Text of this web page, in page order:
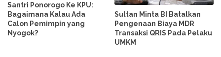
Santri Ponorogo Ke KPU:
Bagaimana Kalau Ada
Calon Pemimpin yang
Nyogok?
Sultan Minta BI Batalkan
Pengenaan Biaya MDR
Transaksi QRIS Pada Pelaku
UMKM